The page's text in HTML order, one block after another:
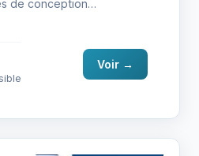
de conception
Les participants
Voir →